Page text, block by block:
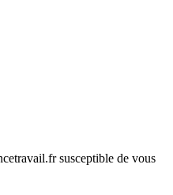
susceptible de vous